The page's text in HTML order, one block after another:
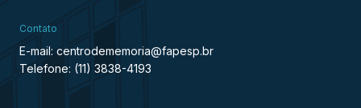
Contato
E-mail: centrodememoria@fapesp.br
Telefone: (11) 3838-4193